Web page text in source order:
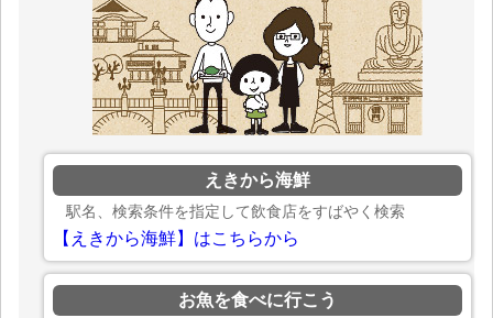
えきから海鮮
駅名、検索条件を指定して飲食店をすばやく検索
【えきから海鮮】はこちらから
お魚を食べに行こう